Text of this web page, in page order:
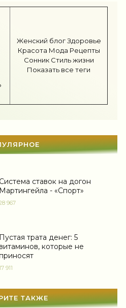
(495)
(47)
(56)
(298)
(12)
Женский блог Здоровье
Красота Мода Рецепты
Сонник Стиль жизни
Показать все теги
Система ставок на догон
Мартингейла - «Спорт»
967
Пустая трата денег: 5
витаминов, которые не
приносят
911
ТАКЖЕ